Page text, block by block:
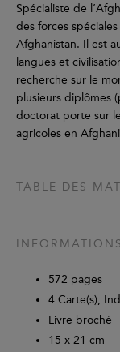
Spécialiste de
des forces
Afghanistan. Il est
langues et
recherche sur le
plusieurs diplômes
doctorat porte sur
agricoles en
TABLE DES
572 pages
4 Carte(s),
Livre broché
15 x 21 cm